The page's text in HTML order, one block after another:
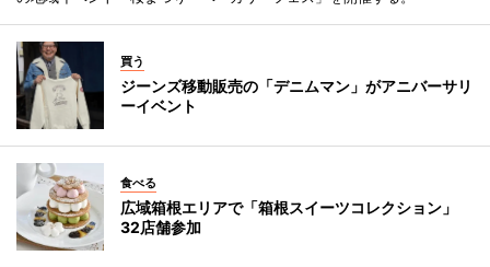
買う
ジーンズ移動販売の「デニムマン」がアニバーサリ
ーイベント
食べる
広域箱根エリアで「箱根スイーツコレクション」
32店舗参加